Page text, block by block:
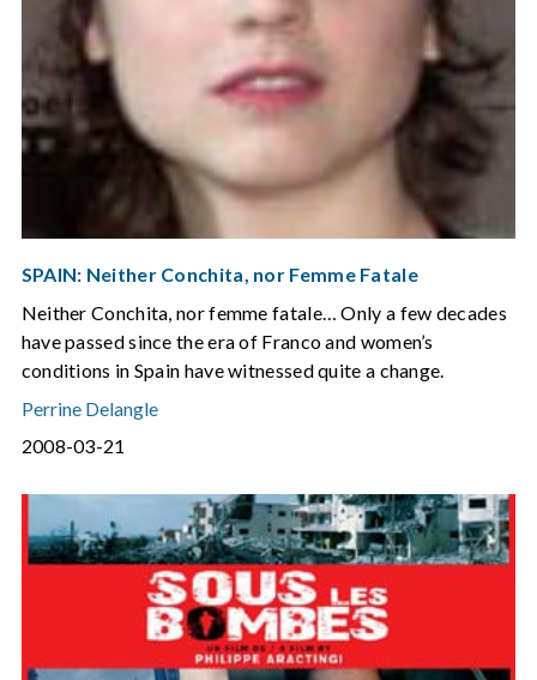
SPAIN: Neither Conchita, nor Femme Fatale
Neither Conchita, nor femme fatale… Only a few decades
have passed since the era of Franco and women’s
conditions in Spain have witnessed quite a change.
Perrine Delangle
2008-03-21